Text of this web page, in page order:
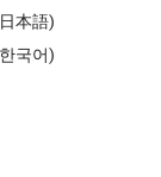
本語)
국어)